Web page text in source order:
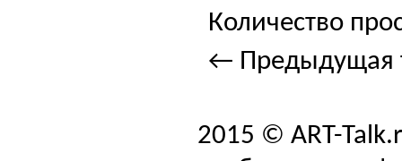
Количество
← Предыдущая
2015 © ART-